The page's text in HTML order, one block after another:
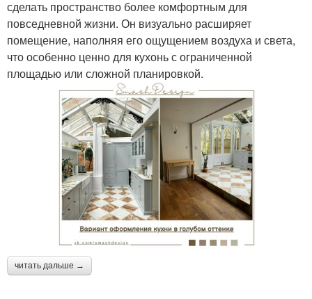
сделать пространство более комфортным для
повседневной жизни. Он визуально расширяет
помещение, наполняя его ощущением воздуха и света,
что особенно ценно для кухонь с ограниченной
площадью или сложной планировкой.
читать дальше →